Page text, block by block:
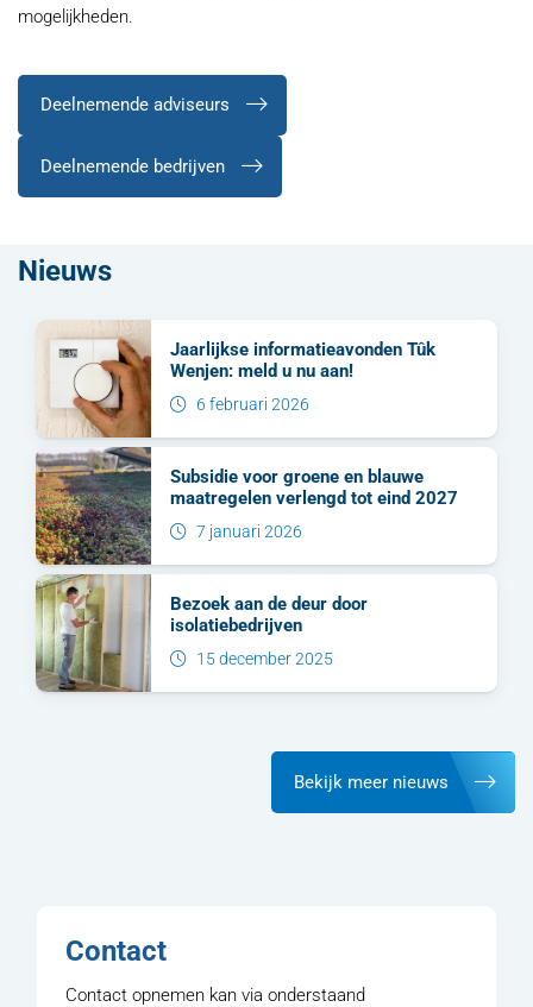
mogelijkheden.
Deelnemende adviseurs
Deelnemende bedrijven
Nieuws
Jaarlijkse informatieavonden Tûk
Wenjen: meld u nu aan!
6 februari 2026
Subsidie voor groene en blauwe
maatregelen verlengd tot eind 2027
7 januari 2026
Bezoek aan de deur door
isolatiebedrijven
15 december 2025
Bekijk meer nieuws
Contact
Contact opnemen kan via onderstaand